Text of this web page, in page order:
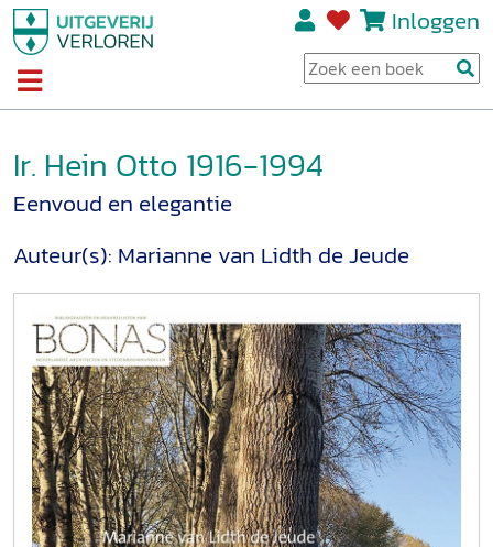
Inloggen
Ir. Hein Otto 1916-1994
Eenvoud en elegantie
Auteur(s): Marianne van Lidth de Jeude